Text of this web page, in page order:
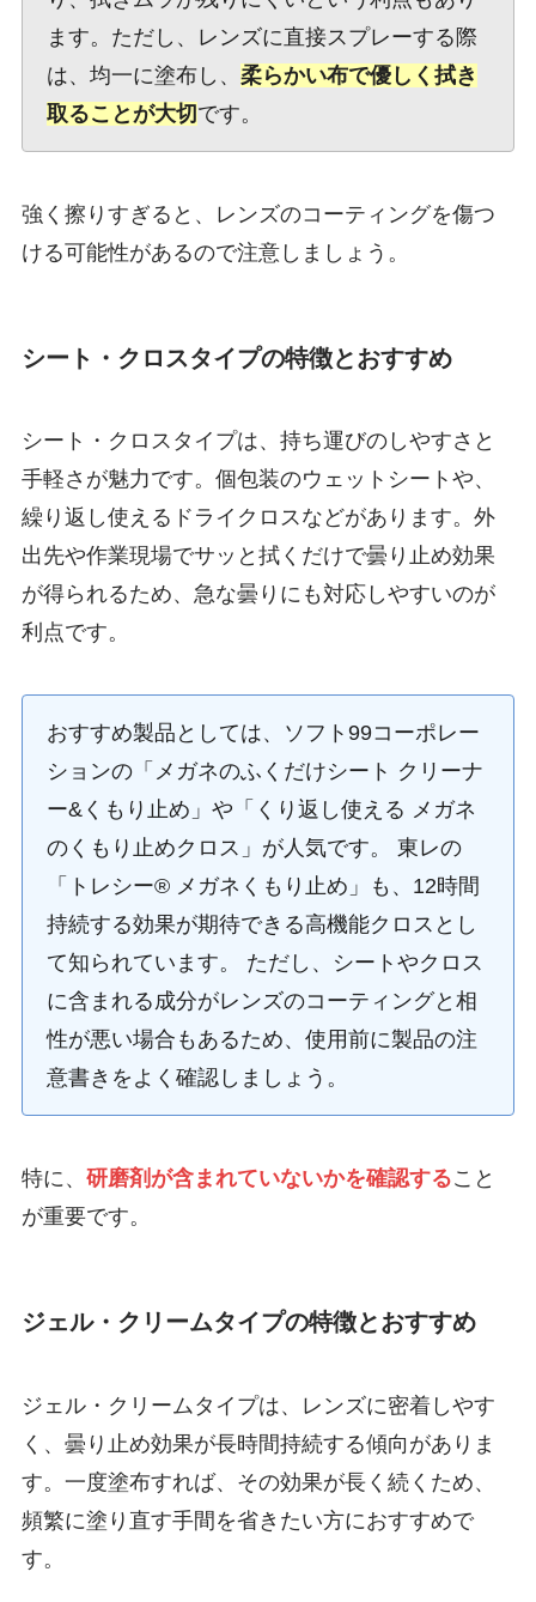
ます。ただし、レンズに直接スプレーする際
は、均一に塗布し、 柔らかい布で優しく拭き
取ることが大切 です。
強く擦りすぎると、レンズのコーティングを傷つ
ける可能性があるので注意しましょう。
シート・クロスタイプの特徴とおすすめ
シート・クロスタイプは、持ち運びのしやすさと
手軽さが魅力です。個包装のウェットシートや、
繰り返し使えるドライクロスなどがあります。外
出先や作業現場でサッと拭くだけで曇り止め効果
が得られるため、急な曇りにも対応しやすいのが
利点です。
おすすめ製品としては、ソフト99コーポレー
ションの「メガネのふくだけシート クリーナ
ー&くもり止め」や「くり返し使える メガネ
のくもり止めクロス」が人気です。 東レの
「トレシー® メガネくもり止め」も、12時間
持続する効果が期待できる高機能クロスとし
て知られています。 ただし、シートやクロス
に含まれる成分がレンズのコーティングと相
性が悪い場合もあるため、使用前に製品の注
意書きをよく確認しましょう。
特に、 研磨剤が含まれていないかを確認すること
が重要です。
ジェル・クリームタイプの特徴とおすすめ
ジェル・クリームタイプは、レンズに密着しやす
く、曇り止め効果が長時間持続する傾向がありま
す。一度塗布すれば、その効果が長く続くため、
頻繁に塗り直す手間を省きたい方におすすめで
す。